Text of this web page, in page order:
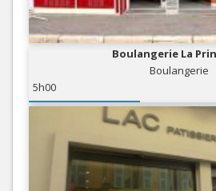
Boulangerie La
Boulangerie
5h00